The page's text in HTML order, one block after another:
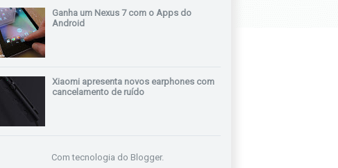
Ganha um Nexus 7 com o Apps do
Android
Xiaomi apresenta novos earphones com
cancelamento de ruído
Com tecnologia do Blogger.